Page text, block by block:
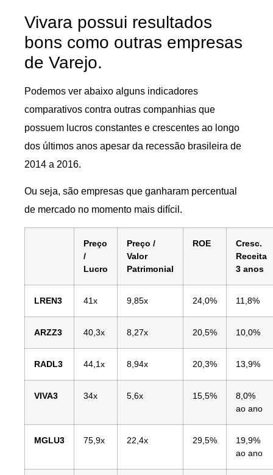
Vivara possui resultados
bons como outras empresas
de Varejo.
Podemos ver abaixo alguns indicadores
comparativos contra outras companhias que
possuem lucros constantes e crescentes ao longo
dos últimos anos apesar da recessão brasileira de
2014 a 2016.
Ou seja, são empresas que ganharam percentual
de mercado no momento mais difícil.
Preço
/
Lucro
Preço /
Valor
Patrimonial
ROE
Cresc.
Receita
3 anos
LREN3 41x 9,85x 24,0% 11,8%
ARZZ3 40,3x 8,27x 20,5% 10,0%
RADL3 44,1x 8,94x 20,3% 13,9%
VIVA3 34x 5,6x 15,5%
8,0%
ao ano
MGLU3 75,9x 22,4x 29,5%
19,9%
ao ano